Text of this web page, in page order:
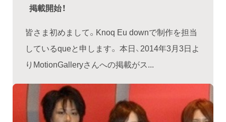
掲載開始！
皆さま初めまして。Knoq Eu downで制作を担当
しているqueと申します。 本日、2014年3月3日よ
りMotionGalleryさんへの掲載がス...